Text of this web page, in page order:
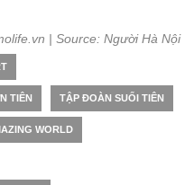
| Source: Người Hà Nội
TIÊN TẬP ĐOÀN SUỐI TIÊN
WORLD